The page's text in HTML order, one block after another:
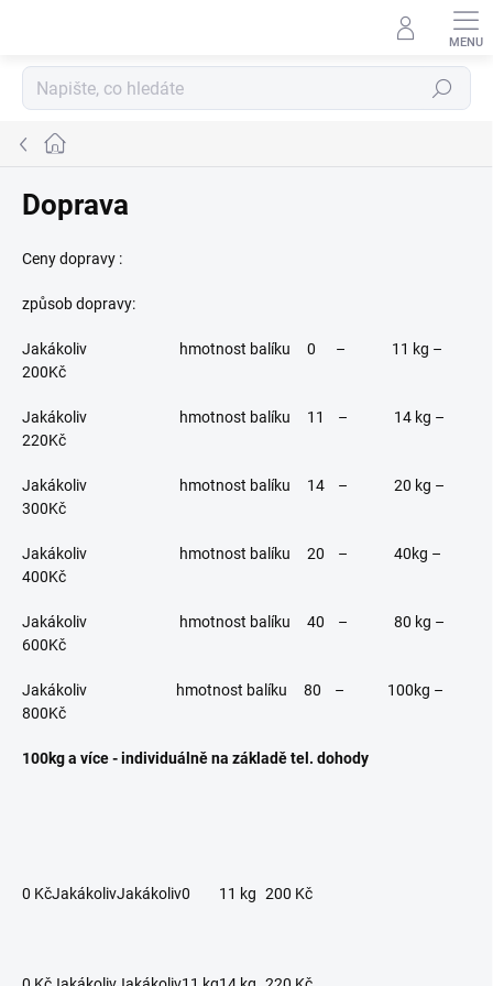
Hledat
Domů
Doprava
Ceny dopravy :
způsob dopravy:
Jakákoliv hmotnost balíku 0 – 11 kg –
200Kč
Jakákoliv hmotnost balíku 11 – 14 kg –
220Kč
Jakákoliv hmotnost balíku 14 – 20 kg –
300Kč
Jakákoliv hmotnost balíku 20 – 40kg –
400Kč
Jakákoliv hmotnost balíku 40 – 80 kg –
600Kč
Jakákoliv hmotnost balíku 80 – 100kg –
800Kč
100kg a více - individuálně na základě tel. dohody
0 KčJakákolivJakákoliv0 11 kg 200 Kč